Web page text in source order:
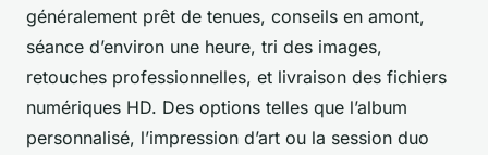
généralement prêt de tenues, conseils en amont,
séance d’environ une heure, tri des images,
retouches professionnelles, et livraison des fichiers
numériques HD. Des options telles que l’album
personnalisé, l’impression d’art ou la session duo